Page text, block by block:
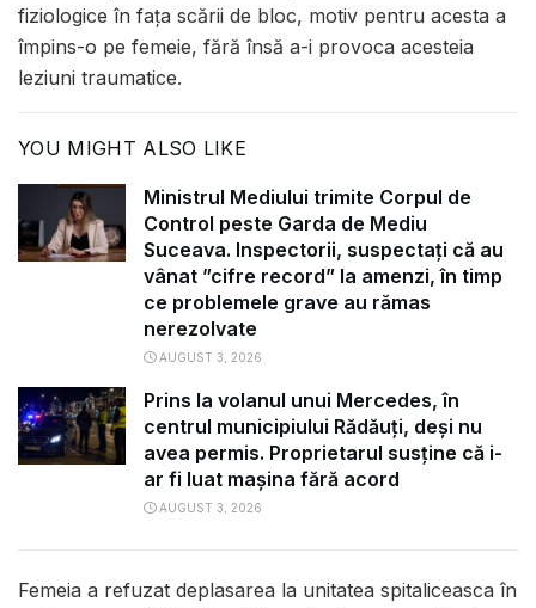
fiziologice în faţa scării de bloc, motiv pentru acesta a
împins-o pe femeie, fără însă a-i provoca acesteia
leziuni traumatice.
YOU MIGHT ALSO LIKE
Ministrul Mediului trimite Corpul de
Control peste Garda de Mediu
Suceava. Inspectorii, suspectați că au
vânat ”cifre record” la amenzi, în timp
ce problemele grave au rămas
nerezolvate
AUGUST 3, 2026
Prins la volanul unui Mercedes, în
centrul municipiului Rădăuți, deși nu
avea permis. Proprietarul susține că i-
ar fi luat mașina fără acord
AUGUST 3, 2026
Femeia a refuzat deplasarea la unitatea spitaliceasca în